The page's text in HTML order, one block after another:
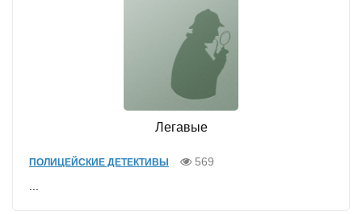
Легавые
ПОЛИЦЕЙСКИЕ ДЕТЕКТИВЫ
569